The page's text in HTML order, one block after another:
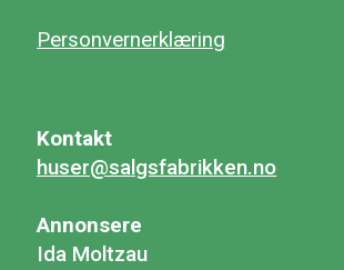
Personvernerklæring
Kontakt
huser@salgsfabrikken.no
Annonsere
Ida Moltzau